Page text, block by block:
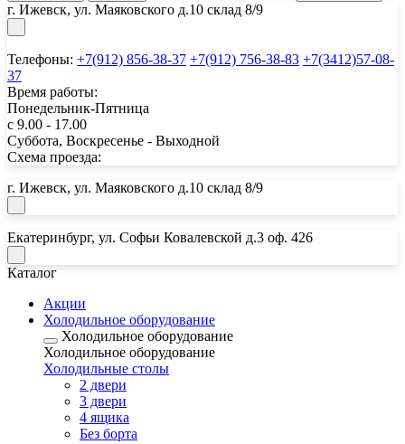
г. Ижевск, ул. Маяковского д.10 склад 8/9
Телефоны: +7(912) 856-38-37 +7(912) 756-38-83 +7(3412)57-08-
37
Время работы:
Понедельник-Пятница
с 9.00 - 17.00
Суббота, Воскресенье - Выходной
Схема проезда:
г. Ижевск, ул. Маяковского д.10 склад 8/9
Почта:
horeca18@mail.ru
Екатеринбург, ул. Софьи Ковалевской д.3 оф. 426
horeca.e@mail.ru
Каталог
Акции
Холодильное оборудование
Холодильное оборудование
Холодильное оборудование
Холодильные столы
2 двери
3 двери
4 ящика
Без борта